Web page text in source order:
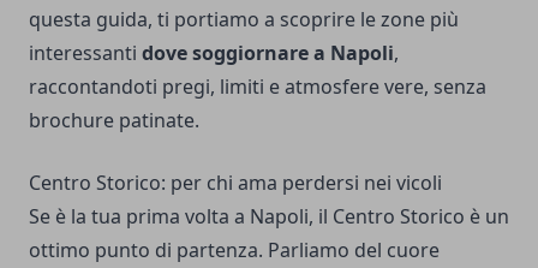
questa guida, ti portiamo a scoprire le zone più
interessanti dove soggiornare a Napoli,
raccontandoti pregi, limiti e atmosfere vere, senza
brochure patinate.
Centro Storico: per chi ama perdersi nei vicoli
Se è la tua prima volta a Napoli, il Centro Storico è un
ottimo punto di partenza. Parliamo del cuore